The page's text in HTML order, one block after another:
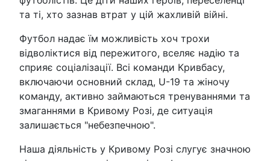
та ті, хто зазнав втрат у цій жахливій війні.
Футбол надає їм можливість хоч трохи
відволіктися від пережитого, вселяє надію та
сприяє соціалізації. Всі команди Кривбасу,
включаючи основний склад, U-19 та жіночу
команду, активно займаються тренуваннями та
змаганнями в Кривому Розі, де ситуація
залишається "небезпечною".
Наша діяльність у Кривому Розі слугує значною